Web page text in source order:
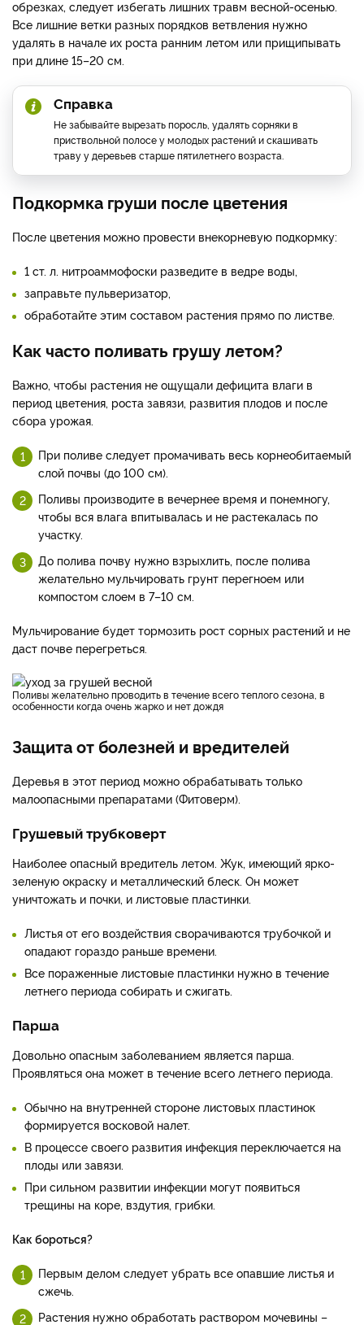
обрезках, следует избегать лишних травм весной-осенью.
Все лишние ветки разных порядков ветвления нужно
удалять в начале их роста ранним летом или прищипывать
при длине 15–20 см.
Справка
Не забывайте вырезать поросль, удалять сорняки в
приствольной полосе у молодых растений и скашивать
траву у деревьев старше пятилетнего возраста.
Подкормка груши после цветения
После цветения можно провести внекорневую подкормку:
1 ст. л. нитроаммофоски разведите в ведре воды,
заправьте пульверизатор,
обработайте этим составом растения прямо по листве.
Как часто поливать грушу летом?
Важно, чтобы растения не ощущали дефицита влаги в
период цветения, роста завязи, развития плодов и после
сбора урожая.
При поливе следует промачивать весь корнеобитаемый
слой почвы (до 100 см).
Поливы производите в вечернее время и понемногу,
чтобы вся влага впитывалась и не растекалась по
участку.
До полива почву нужно взрыхлить, после полива
желательно мульчировать грунт перегноем или
компостом слоем в 7–10 см.
Мульчирование будет тормозить рост сорных растений и не
даст почве перегреться.
Поливы желательно проводить в течение всего теплого сезона, в
особенности когда очень жарко и нет дождя
Защита от болезней и вредителей
Деревья в этот период можно обрабатывать только
малоопасными препаратами (Фитоверм).
Грушевый трубковерт
Наиболее опасный вредитель летом. Жук, имеющий ярко-
зеленую окраску и металлический блеск. Он может
уничтожать и почки, и листовые пластинки.
Листья от его воздействия сворачиваются трубочкой и
опадают гораздо раньше времени.
Все пораженные листовые пластинки нужно в течение
летнего периода собирать и сжигать.
Парша
Довольно опасным заболеванием является парша.
Проявляться она может в течение всего летнего периода.
Обычно на внутренней стороне листовых пластинок
формируется восковой налет.
В процессе своего развития инфекция переключается на
плоды или завязи.
При сильном развитии инфекции могут появиться
трещины на коре, вздутия, грибки.
Как бороться?
Первым делом следует убрать все опавшие листья и
сжечь.
Растения нужно обработать раствором мочевины –